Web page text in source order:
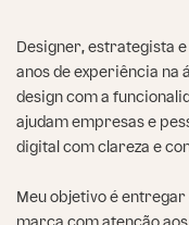
Designer, estrategista
anos de experiência na
design com a
ajudam empresas e
digital com clareza e
Meu objetivo é